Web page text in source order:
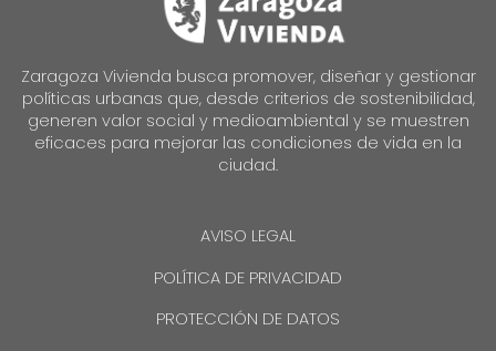
Zaragoza Vivienda busca promover, diseñar y gestionar
políticas urbanas que, desde criterios de sostenibilidad,
generen valor social y medioambiental y se muestren
eficaces para mejorar las condiciones de vida en la
ciudad.
AVISO LEGAL
POLÍTICA DE PRIVACIDAD
PROTECCIÓN DE DATOS